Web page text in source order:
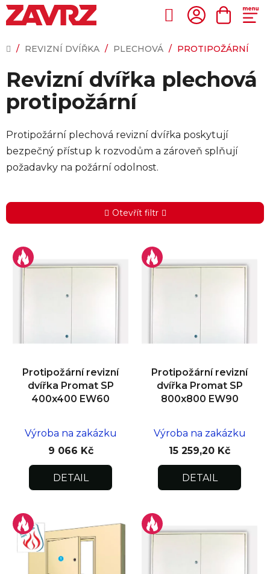
Přejít
na
Hledat
KOŠÍK
DOMŮ
/ REVIZNÍ DVÍŘKA / PLECHOVÁ / PROTIPOŽÁRNÍ
Revizní dvířka plechová
protipožární
Protipožární plechová revizní dvířka poskytují
bezpečný přístup k rozvodům a zároveň splňují
požadavky na požární odolnost.
Otevřít filtr
ý
Protipožární revizní
dvířka Promat SP
400x400 EW60
Výroba na zakázku
9 066 Kč
DETAIL
Protipožární revizní
dvířka Promat SP
800x800 EW90
Výroba na zakázku
15 259,20 Kč
DETAIL